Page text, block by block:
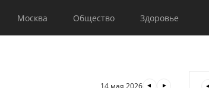
Москва Общество Здоровье
14 мая 2026